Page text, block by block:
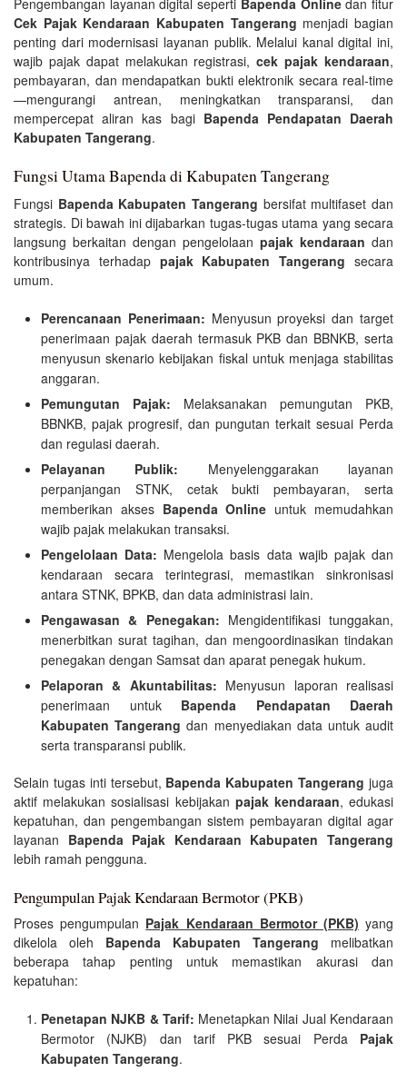
Pengembangan layanan digital seperti Bapenda Onlinedan fitur
Cek Pajak Kendaraan Kabupaten Tangerang menjadi bagian
penting dari modernisasi layanan publik. Melalui kanal digital ini,
wajib pajak dapat melakukan registrasi,cek pajak kendaraan,
pembayaran, dan mendapatkan bukti elektronik secara real-time
—mengurangi antrean, meningkatkan transparansi, dan
mempercepat aliran kas bagi Bapenda Pendapatan Daerah
Kabupaten Tangerang.
Fungsi Utama Bapenda di Kabupaten Tangerang
Fungsi Bapenda Kabupaten Tangerang bersifat multifaset dan
strategis. Di bawah ini dijabarkan tugas-tugas utama yang secara
langsung berkaitan dengan pengelolaan pajak kendaraan dan
kontribusinya terhadap pajak Kabupaten Tangerang secara
umum.
Perencanaan Penerimaan: Menyusun proyeksi dan target
penerimaan pajak daerah termasuk PKB dan BBNKB, serta
menyusun skenario kebijakan fiskal untuk menjaga stabilitas
anggaran.
Pemungutan Pajak: Melaksanakan pemungutan PKB,
BBNKB, pajak progresif, dan pungutan terkait sesuai Perda
dan regulasi daerah.
Pelayanan Publik: Menyelenggarakan layanan
perpanjangan STNK, cetak bukti pembayaran, serta
memberikan akses Bapenda Online untuk memudahkan
wajib pajak melakukan transaksi.
Pengelolaan Data: Mengelola basis data wajib pajak dan
kendaraan secara terintegrasi, memastikan sinkronisasi
antara STNK, BPKB, dan data administrasi lain.
Pengawasan & Penegakan: Mengidentifikasi tunggakan,
menerbitkan surat tagihan, dan mengoordinasikan tindakan
penegakan dengan Samsat dan aparat penegak hukum.
Pelaporan & Akuntabilitas: Menyusun laporan realisasi
penerimaan untuk Bapenda Pendapatan Daerah
Kabupaten Tangerang dan menyediakan data untuk audit
serta transparansi publik.
Selain tugas inti tersebut, Bapenda Kabupaten Tangerang juga
aktif melakukan sosialisasi kebijakan pajak kendaraan, edukasi
kepatuhan, dan pengembangan sistem pembayaran digital agar
layanan Bapenda Pajak Kendaraan Kabupaten Tangerang
lebih ramah pengguna.
Pengumpulan Pajak Kendaraan Bermotor (PKB)
Proses pengumpulan Pajak Kendaraan Bermotor (PKB) yang
dikelola oleh Bapenda Kabupaten Tangerang melibatkan
beberapa tahap penting untuk memastikan akurasi dan
kepatuhan:
Penetapan NJKB & Tarif: Menetapkan Nilai Jual Kendaraan
Bermotor (NJKB) dan tarif PKB sesuai Perda Pajak
Kabupaten Tangerang.